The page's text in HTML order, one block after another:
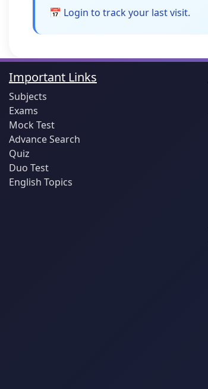
📅 Login to track your last visit.
Important Links
Subjects
Exams
Mock Test
Advance Search
Quiz
Duo Test
English Topics